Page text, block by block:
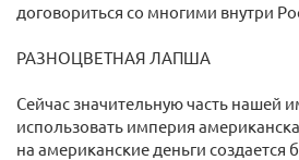
договориться со многими внутри
РАЗНОЦВЕТНАЯ ЛАПША
Сейчас значительную часть нашей
использовать империя
на американские деньги создается